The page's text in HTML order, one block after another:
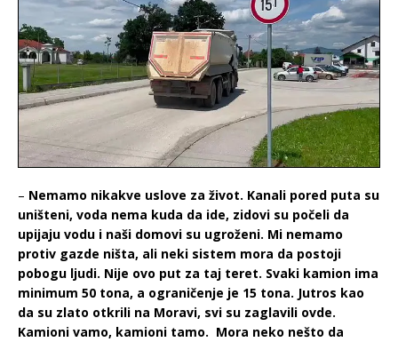
– Nemamo nikakve uslove za život. Kanali pored puta su
uništeni, voda nema kuda da ide, zidovi su počeli da
upijaju vodu i naši domovi su ugroženi. Mi nemamo
protiv gazde ništa, ali neki sistem mora da postoji
pobogu ljudi. Nije ovo put za taj teret. Svaki kamion ima
minimum 50 tona, a ograničenje je 15 tona. Jutros kao
da su zlato otkrili na Moravi, svi su zaglavili ovde.
Kamioni vamo, kamioni tamo. Mora neko nešto da